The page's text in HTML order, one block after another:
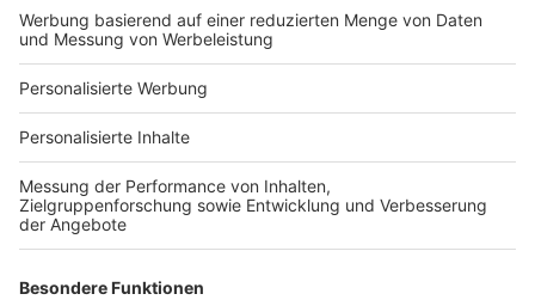
Bauprojekt-Profil
Für Unternehmen
Ihre Baufirma auf bauen.de
Kostenloses Infogespräch